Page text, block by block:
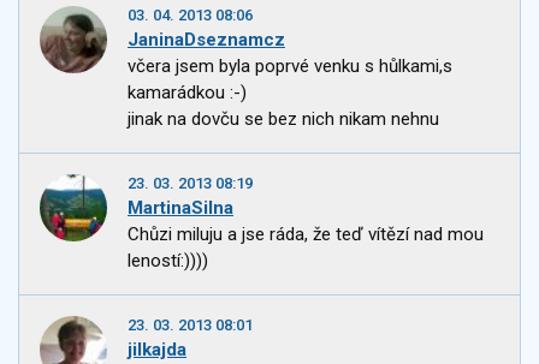
03. 04. 2013 08:06
JaninaDseznamcz
včera jsem byla poprvé venku s hůlkami,s
kamarádkou :-)
jinak na dovču se bez nich nikam nehnu
23. 03. 2013 08:19
MartinaSilna
Chůzi miluju a jse ráda, že teď vítězí nad mou
leností:))))
23. 03. 2013 08:01
jilkajda